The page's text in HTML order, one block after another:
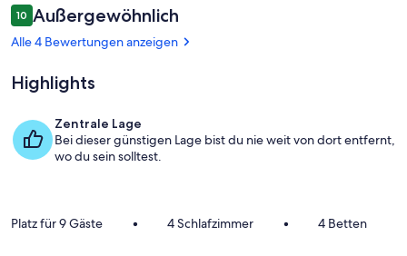
Bewertungen
1010 von 10.
Außergewöhnlich
Alle 4 Bewertungen anzeigen
Highlights
Zentrale Lage
Bei dieser günstigen Lage bist du nie weit von dort entfernt,
wo du sein solltest.
Platz für 9 Gäste • 4 Schlafzimmer • 4 Betten